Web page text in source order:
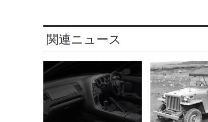
関連ニュース